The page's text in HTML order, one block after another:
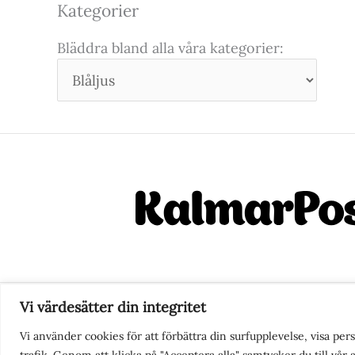
Vi värdesätter din integritet
Vi använder cookies för att förbättra din surfupplevelse, visa
Kategorier
Bläddra bland alla våra kategorier:
Nyhetstips eller frågor?